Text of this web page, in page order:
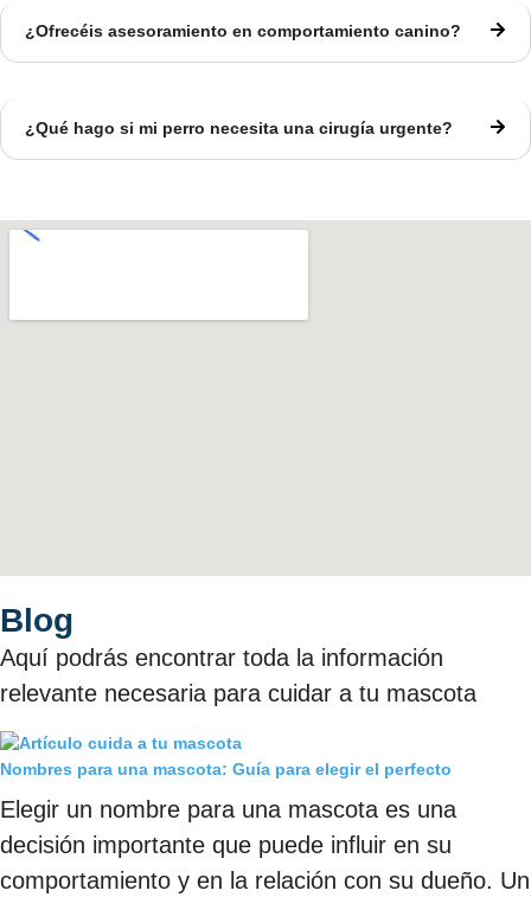
¿Ofrecéis asesoramiento en comportamiento canino?
¿Qué hago si mi perro necesita una cirugía urgente?
Blog
Aquí podrás encontrar toda la información
relevante necesaria para cuidar a tu mascota
Nombres para una mascota: Guía para elegir el perfecto
Elegir un nombre para una mascota es una
decisión importante que puede influir en su
comportamiento y en la relación con su dueño. Un